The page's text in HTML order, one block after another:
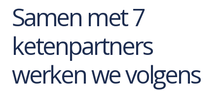
Samen met 7
ketenpartners
werken we volgens